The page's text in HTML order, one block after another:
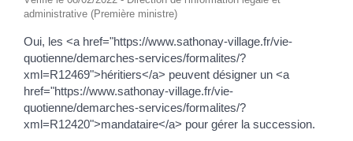
administrative (Première ministre)
Oui, les <a href="https://www.sathonay-village.fr/vie-
quotienne/demarches-services/formalites/?
xml=R12469">héritiers</a> peuvent désigner un <a
href="https://www.sathonay-village.fr/vie-
quotienne/demarches-services/formalites/?
xml=R12420">mandataire</a> pour gérer la succession.